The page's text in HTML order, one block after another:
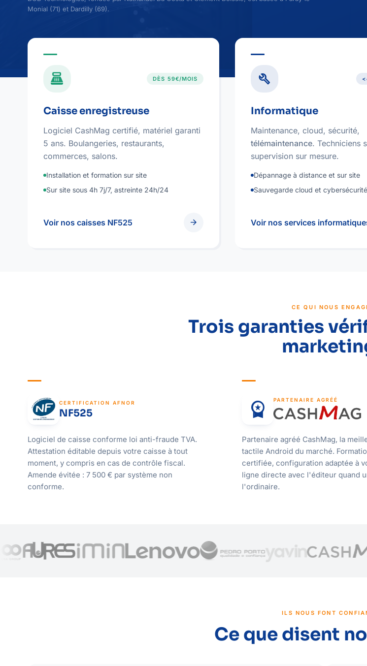
Monial (71) et Dardilly (69).
point_of_sale DÈS 59€/MOIS
Caisse enregistreuse
Logiciel CashMag certifié, matériel garanti
5 ans. Boulangeries, restaurants,
commerces, salons.
Installation et formation sur site
Sur site sous 4h 7j/7, astreinte 24h/24
Voir nos caisses NF525 arrow_forward
build
Informatique
Maintenance, cloud, sécurité,
télémaintenance. Techniciens
supervision sur mesure.
Dépannage à distance et sur site
Sauvegarde cloud et cybersécurité
Voir nos services
CE QUI NOUS
Trois garanties
CERTIFICATION AFNOR
NF525
Logiciel de caisse conforme loi anti-fraude TVA.
Attestation éditable depuis votre caisse à tout
moment, y compris en cas de contrôle fiscal.
Amende évitée : 7 500 € par système non
conforme.
workspace_premium PARTENAIRE AGRÉÉ
Partenaire agréé CashMag, la
tactile Android du marché.
certifiée, configuration adaptée à
ligne directe avec l'éditeur quand
l'ordinaire.
ILS NOUS FONT
Ce que disent